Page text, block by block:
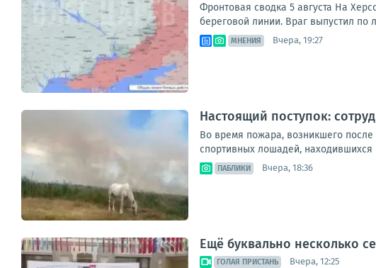
Фронтовая сводка 5 августа На
береговой линии. Враг выпустил
МНЕНИЯ Вчера, 19:27
Настоящий поступок:
Во время пожара, возникшего после
спортивных лошадей,
ПАБЛИКИ Вчера, 18:36
Ещё буквально несколько
ГОЛАЯ ПРИСТАНЬ Вчера, 12:25